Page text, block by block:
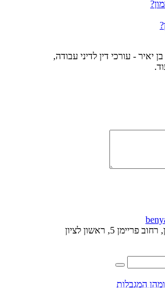
יאיר - עורכי דין לדיני עבודה,
5, ראשון לציון